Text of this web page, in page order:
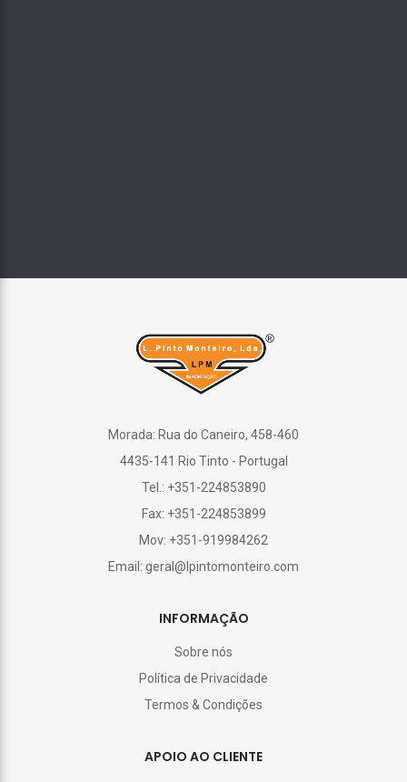
Morada: Rua do Caneiro, 458-460
4435-141 Rio Tinto - Portugal
Tel.: +351-224853890
Fax: +351-224853899
Mov: +351-919984262
Email: geral@lpintomonteiro.com
INFORMAÇÃO
Sobre nós
Política de Privacidade
Termos & Condições
APOIO AO CLIENTE